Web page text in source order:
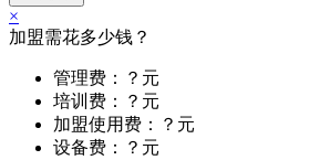
×
加盟需花多少钱？
管理费：？元
培训费：？元
加盟使用费：？元
设备费：？元